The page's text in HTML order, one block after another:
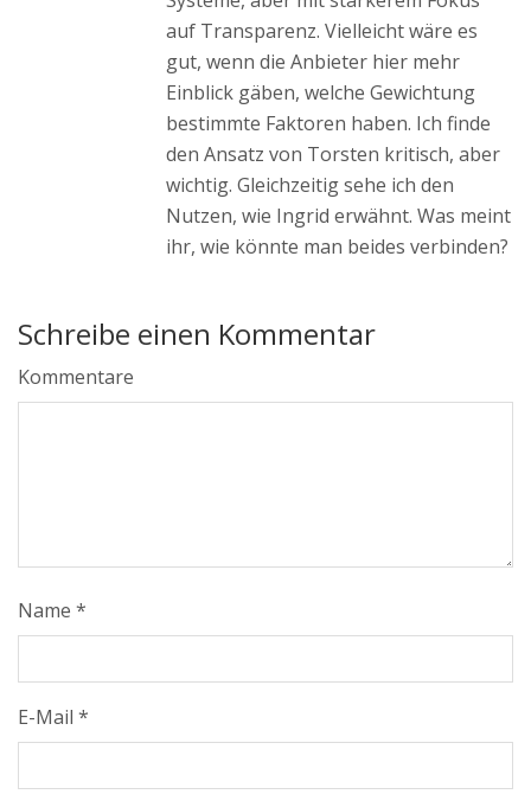
auf Transparenz. Vielleicht wäre es
gut, wenn die Anbieter hier mehr
Einblick gäben, welche Gewichtung
bestimmte Faktoren haben. Ich finde
den Ansatz von Torsten kritisch, aber
wichtig. Gleichzeitig sehe ich den
Nutzen, wie Ingrid erwähnt. Was meint
ihr, wie könnte man beides verbinden?
Schreibe einen Kommentar
Kommentare
Name *
E-Mail *